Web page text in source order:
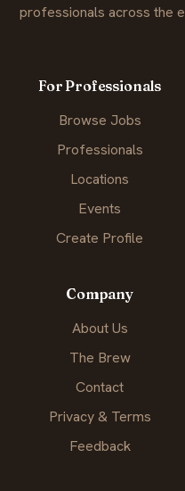
professionals across the
For Professionals
Browse Jobs
Professionals
Locations
Events
Create Profile
Company
About Us
The Brew
Contact
Privacy & Terms
Feedback